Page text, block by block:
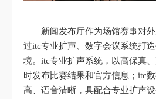
新闻发布厅作为场馆赛事对
过itc专业扩声、数字会议系统打
境。itc专业扩声系统，以高保真
时发布比赛结果和官方信息；itc
高、语音清晰，具配合专业扩声